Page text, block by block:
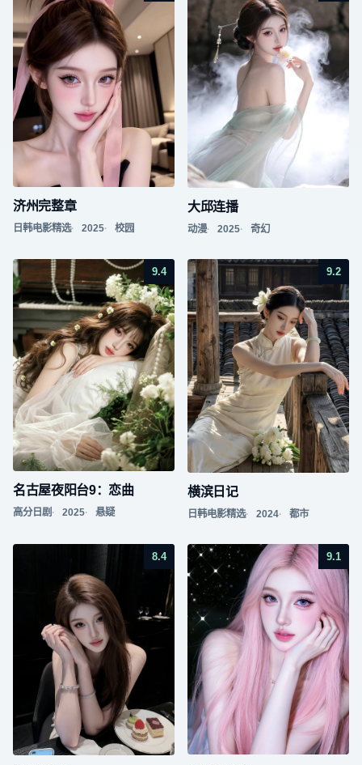
济州完整章
日韩电影精选 2025 校园
大邱连播
动漫 2025 奇幻
9.4
名古屋夜阳台9：恋曲
高分日剧 2025 悬疑
9.2
横滨日记
日韩电影精选 2024 都市
8.4 9.1